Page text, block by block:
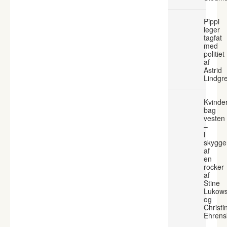
Pippi
leger
tagfat
med
politiet
af
Astrid
bag
vesten
–
i
af
en
rocker
af
Stine
og